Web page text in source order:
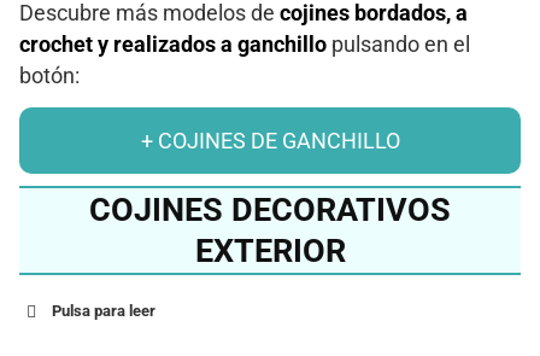
Descubre más modelos de cojines bordados, a
crochet y realizados a ganchillo pulsando en el
botón:
+ COJINES DE GANCHILLO
COJINES DECORATIVOS
EXTERIOR
Pulsa para leer